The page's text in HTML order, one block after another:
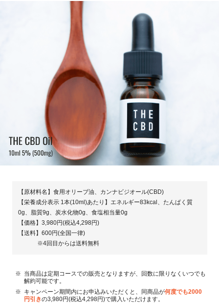
【原材料名】食用オリーブ油、カンナビジオール(CBD)
【栄養成分表示 1本(10ml)あたり】エネルギー83kcal、たんぱく質
0g、脂質9g、炭水化物0g、食塩相当量0g
【価格】3,980円(税込4,298円)
【送料】600円(全国一律)
※4回目からは送料無料
当商品は定期コースでの販売となりますが、回数に限りなくいつでも
解約可能です。
キャンペーン期間内にお申込みいただくと、同商品が何度でも2000
円引きの3,980円(税込4,298円)で購入いただけます。